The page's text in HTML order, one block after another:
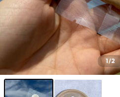
1/2